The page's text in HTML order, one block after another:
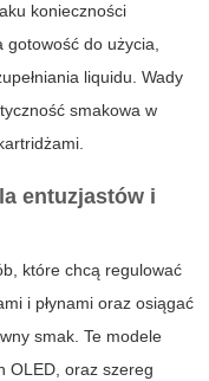
konieczności
gotowość do użycia,
liquidu. Wady
smakowa w
entuzjastów i
które chcą regulować
i płynami oraz osiągać
smak. Te modele
OLED, oraz szereg